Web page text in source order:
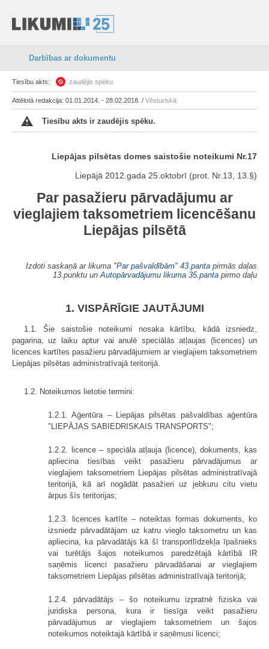
Darbības ar dokumentu
Tiesību akts: zaudējis spēku
Attēlotā redakcija: 01.01.2014. - 28.02.2018. / Vēsturiskā
Tiesību akts ir zaudējis spēku.
Liepājas pilsētas domes saistošie noteikumi Nr.17
Liepājā 2012.gada 25.oktobrī (prot. Nr.13, 13.§)
Par pasažieru pārvadājumu ar
vieglajiem taksometriem licencēšanu
Liepājas pilsētā
Izdoti saskaņā ar likuma "Par pašvaldībām" 43.panta pirmās daļas
13.punktu un Autopārvadājumu likuma 35.panta pirmo daļu
1. VISPĀRĪGIE JAUTĀJUMI
1.1. Šie saistošie noteikumi nosaka kārtību, kādā izsniedz,
pagarina, uz laiku aptur vai anulē speciālās atļaujas (licences) un
licences kartītes pasažieru pārvadājumiem ar vieglajiem taksometriem
Liepājas pilsētas administratīvajā teritorijā.
1.2. Noteikumos lietotie termini:
1.2.1. Aģentūra – Liepājas pilsētas pašvaldības aģentūra
"LIEPĀJAS SABIEDRISKAIS TRANSPORTS";
1.2.2. licence – speciāla atļauja (licence), dokuments, kas
apliecina tiesības veikt pasažieru pārvadājumus ar
vieglajiem taksometriem Liepājas pilsētas administratīvajā
teritorijā, kā arī nogādāt pasažieri uz jebkuru citu vietu
ārpus šīs teritorijas;
1.2.3. licences kartīte – noteiktas formas dokuments, ko
izsniedz pārvadātājam uz katru vieglo taksometru un kas
apliecina, ka pārvadātājs kā šī transportlīdzekļa īpašnieks
vai turētājs šajos noteikumos paredzētajā kārtībā IR
saņēmis licenci pasažieru pārvadāšanai ar vieglajiem
taksometriem Liepājas pilsētas administratīvajā teritorijā;
1.2.4. pārvadātājs – šo noteikumu izpratnē fiziska vai
juridiska persona, kura ir tiesīga veikt pasažieru
pārvadājumus ar vieglajiem taksometriem un šajos
noteikumos noteiktajā kārtībā ir saņēmusi licenci;